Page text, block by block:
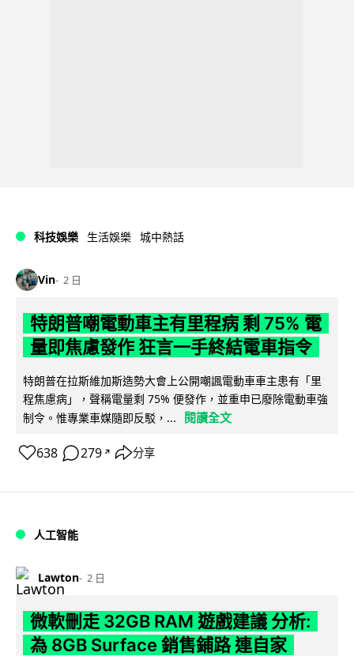
科技娛樂 生活娛樂 城中熱話
Vin 2 日
特朗普嘲電動車主有里程病 剩 75% 電
量即焦慮發作 狂言一手終結電車指令
特朗普在拉斯維加斯造勢大會上公開嘲諷電動車車主患有「里
程焦慮病」，聲稱電量剩 75% 便發作，並重申已廢除電動車強
制令。惟專業車媒隨即反駁，...
閱讀全文
638 279 ↗ 分享
人工智能
Lawton 2 日
微軟刪走 32GB RAM 遊戲建議 分析:
為 8GB Surface 銷售鋪路 連自家